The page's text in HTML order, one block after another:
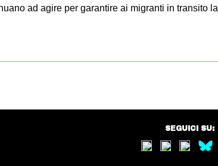
ad agire per garantire ai migranti in transito la
SEGUICI SU: